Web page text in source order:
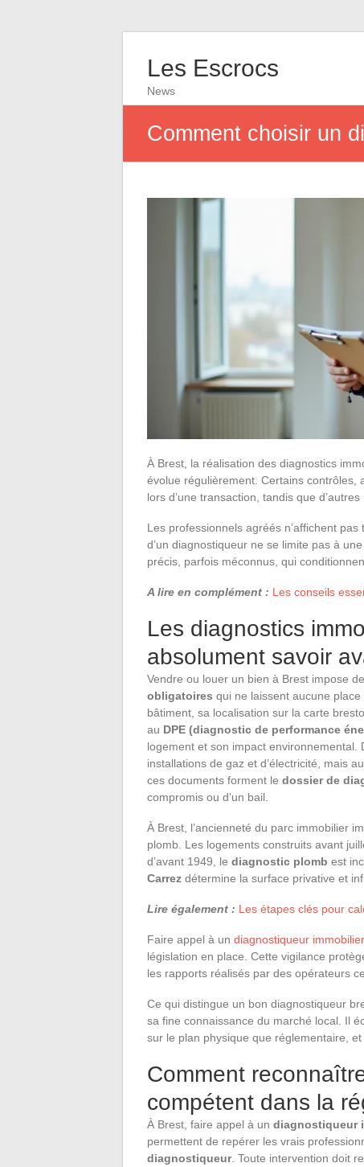
Les Escrocs
News
Comment choisir un
À Brest, la réalisation des diagnostics
évolue régulièrement. Certains contrôles,
lors d’une transaction, tandis que
Les professionnels agréés n’affichent
d’un diagnostiqueur ne se limite pas à
précis, parfois méconnus, qui
A lire en complément : Les conseils
Les diagnostics
absolument savoir
Vendre ou louer un bien à Brest impose
obligatoires qui ne laissent aucune place
bâtiment, sa localisation sur la carte
au DPE (diagnostic de performance
logement et son impact environnemental.
installations de gaz et d’électricité, mais
ces documents forment le dossier de
compromis ou d’un bail.
À Brest, l’ancienneté du parc immobilier
plomb. Les logements construits avant
d’avant 1949, le diagnostic plomb est
Carrez détermine la surface privative et
Lire également : Les étapes clés pour
Faire appel à un diagnostiqueur
législation en place. Cette vigilance
les rapports réalisés par des opérateurs
Ce qui distingue un bon diagnostiqueur
sa fine connaissance du marché local. Il
sur le plan physique que réglementaire,
Comment
compétent dans la
À Brest, faire appel à un diagnostiqueur
permettent de repérer les vrais
diagnostiqueur. Toute intervention doit